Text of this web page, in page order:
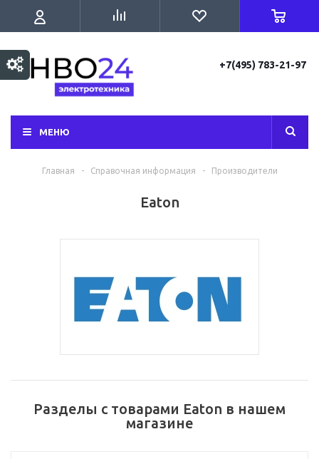
+7(495) 783-21-97
МЕНЮ
Главная - Справочная информация - Производители
Eaton
Разделы с товарами Eaton в нашем
магазине